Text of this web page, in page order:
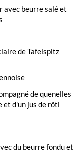
avec beurre salé et
de Tafelspitz
de quenelles
et d'un jus de rôti
du beurre fondu et